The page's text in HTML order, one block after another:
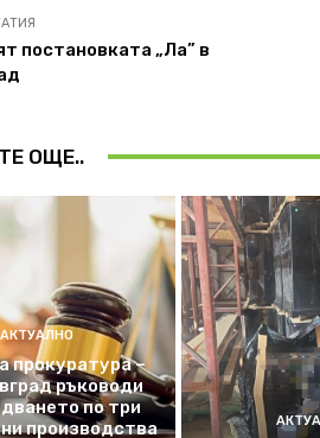
постановката „Ла” в
ОЩЕ..
АКТУАЛНО
прокуратура –
ръководи
по три
производства